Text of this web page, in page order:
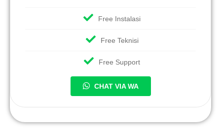
Free Instalasi
Free Teknisi
Free Support
CHAT VIA WA